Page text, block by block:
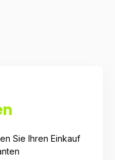
Sie Ihren Einkauf